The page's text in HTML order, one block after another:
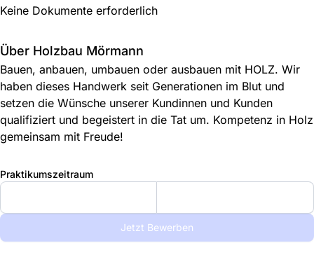
Keine Dokumente erforderlich
Über Holzbau Mörmann
Bauen, anbauen, umbauen oder ausbauen mit HOLZ. Wir
haben dieses Handwerk seit Generationen im Blut und
setzen die Wünsche unserer Kundinnen und Kunden
qualifiziert und begeistert in die Tat um. Kompetenz in Holz
gemeinsam mit Freude!
Praktikumszeitraum
Jetzt Bewerben